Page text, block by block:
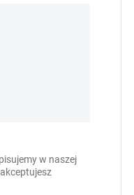
w naszej